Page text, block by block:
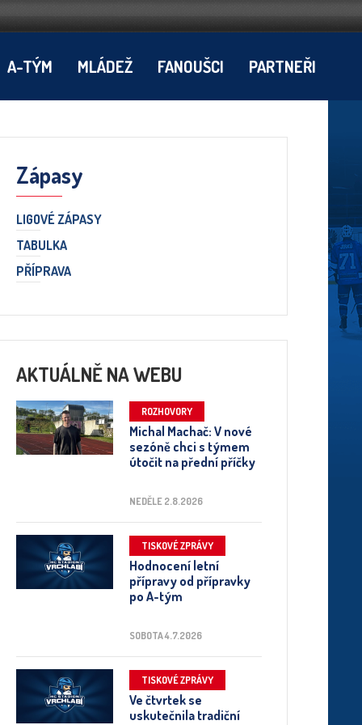
A-TÝM MLÁDEŽ FANOUŠCI PARTNEŘI
Zápasy
LIGOVÉ ZÁPASY
TABULKA
PŘÍPRAVA
AKTUÁLNĚ NA WEBU
ROZHOVORY
Michal Machač: V nové
sezóně chci s týmem
útočit na přední příčky
NEDĚLE 2.8.2026
TISKOVÉ ZPRÁVY
Hodnocení letní
přípravy od přípravky
po A-tým
SOBOTA 4.7.2026
TISKOVÉ ZPRÁVY
Ve čtvrtek se
uskutečnila tradiční